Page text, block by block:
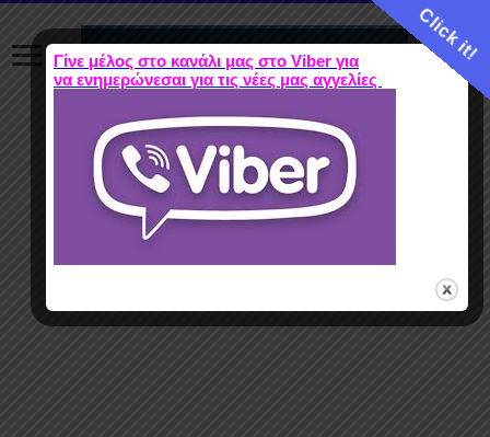
Click it!
Γίνε μέλος στο κανάλι μας στο Viber για
να ενημερώνεσαι για τις νέες μας αγγελίες